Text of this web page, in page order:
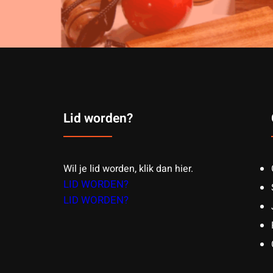
Lid worden?
Wil je lid worden, klik dan hier.
LID WORDEN?
LID WORDEN?